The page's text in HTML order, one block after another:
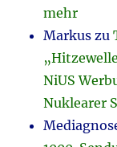
mehr
Markus zu
NiUS
Nuklearer